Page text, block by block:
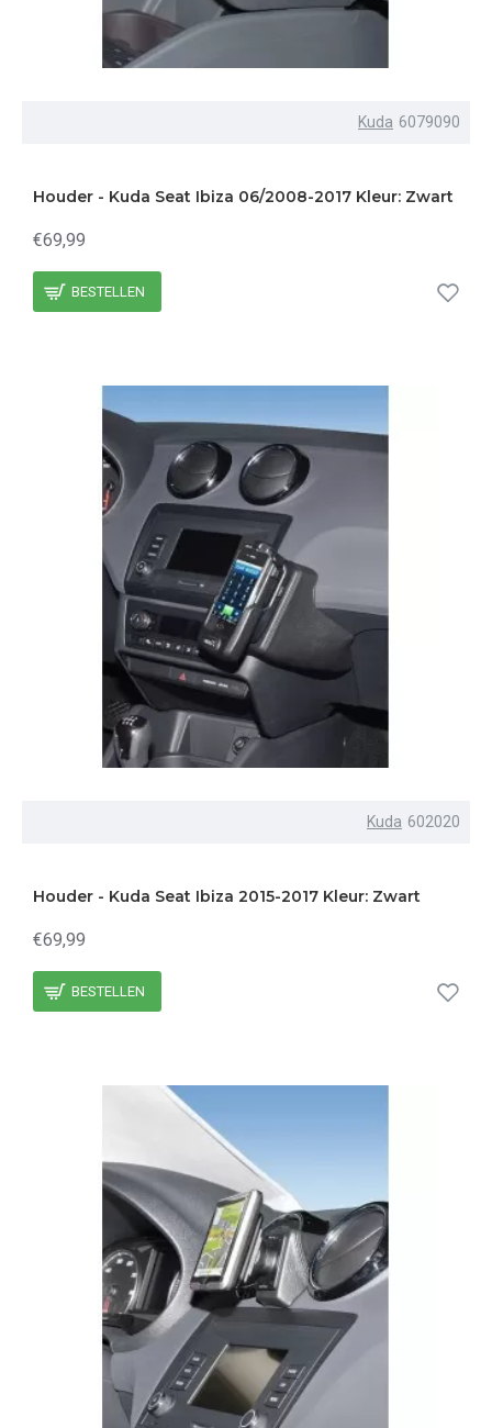
Kuda 6079090
Houder - Kuda Seat Ibiza 06/2008-2017 Kleur: Zwart
€69,99
BESTELLEN
Kuda 602020
Houder - Kuda Seat Ibiza 2015-2017 Kleur: Zwart
€69,99
BESTELLEN